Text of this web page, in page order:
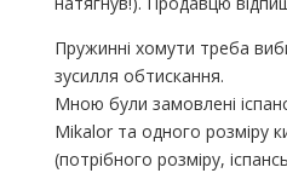
Пружинні хомути треба
зусилля обтискання.
Мною були замовлені
Mikalor та одного розміру
(потрібного розміру,